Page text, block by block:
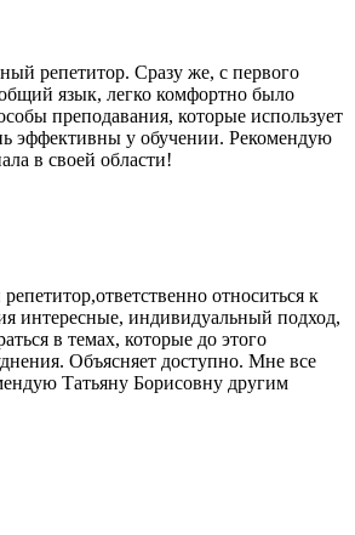
репетитор. Сразу же, с первого
язык, легко комфортно было
преподавания, которые использует
эффективны у обучении. Рекомендую
в своей области!
относиться к
интересные, индивидуальный подход,
в темах, которые до этого
Объясняет доступно. Мне все
Татьяну Борисовну другим